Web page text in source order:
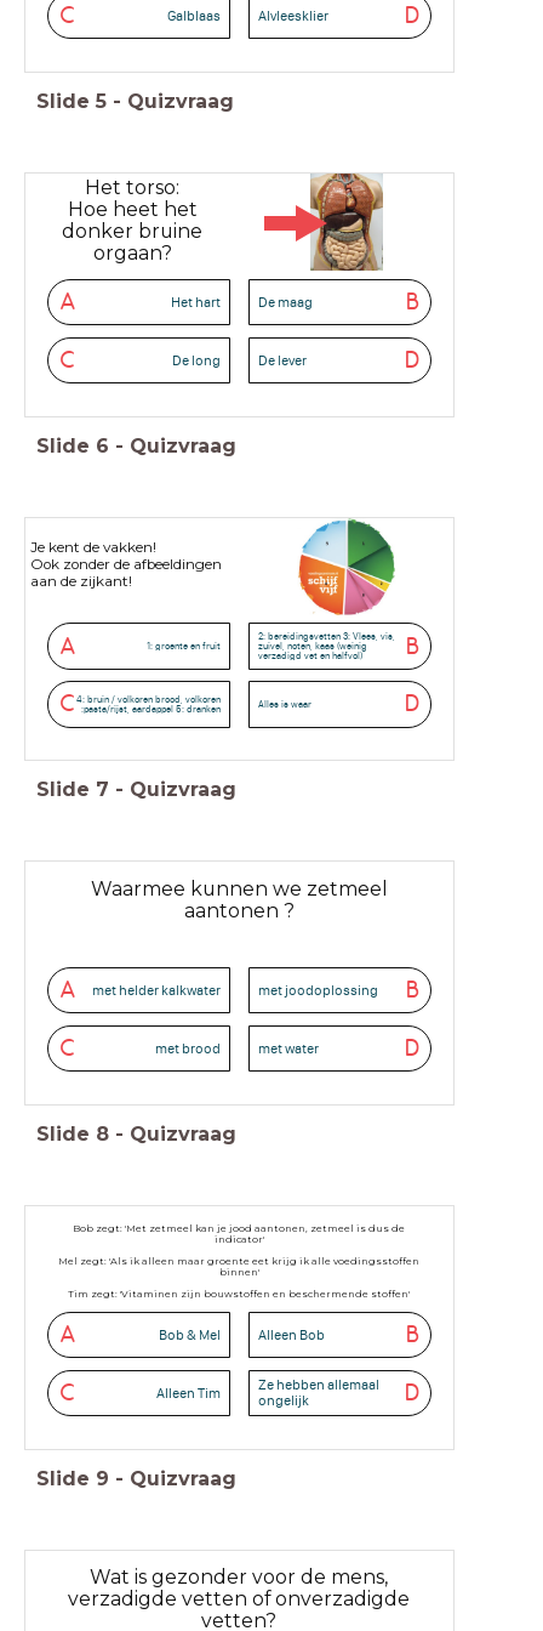
C Galblaas D
Alvleesklier
Slide 5 - Quizvraag
Het torso:
Hoe heet het
donker bruine
orgaan?
A Het hart B
De maag
C De long D
De lever
Slide 6 - Quizvraag
Je kent de vakken!
Ook zonder de afbeeldingen
aan de zijkant!
A 1: groente en fruit B
2: bereidingsvetten 3: Vlees, vis,
zuivel, noten, kaas (weinig
verzadigd vet en halfvol)
C 4: bruin / volkoren brood, volkoren
:pasta/rijst, aardappel 5: dranken
D
Alles is waar
Slide 7 - Quizvraag
Waarmee kunnen we zetmeel
aantonen ?
A met helder kalkwater B
met joodoplossing
C met brood D
met water
Slide 8 - Quizvraag
Bob zegt: 'Met zetmeel kan je jood aantonen, zetmeel is dus de
indicator'
Mel zegt: 'Als ik alleen maar groente eet krijg ik alle voedingsstoffen
binnen'
Tim zegt: 'Vitaminen zijn bouwstoffen en beschermende stoffen'
Wie heeft er gelijk?
A Bob & Mel B
Alleen Bob
C Alleen Tim D
Ze hebben allemaal
ongelijk
Slide 9 - Quizvraag
Wat is gezonder voor de mens,
verzadigde vetten of onverzadigde
vetten?